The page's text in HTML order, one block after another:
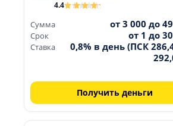
4.4
Сумма от 3 000 до
Срок от 1 до
Ставка
0,8% в день (ПСК
Получить деньги